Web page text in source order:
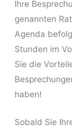
Ihre
genannten
Agenda
Stunden im
Sie die
haben!
Sobald Sie